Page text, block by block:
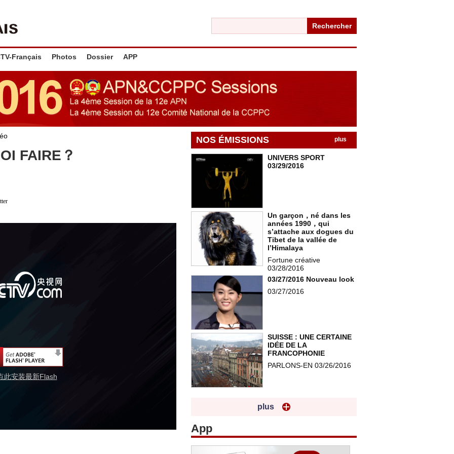
Rechercher
Français Photos Dossier APP
FAIRE？
此安装最新Flash
NOS ÉMISSIONS plus
UNIVERS SPORT
03/29/2016
Un garçon，né dans les
années 1990，qui
s’attache aux dogues du
Tibet de la vallée de
l’Himalaya
Fortune créative
03/28/2016
03/27/2016 Nouveau look
03/27/2016
SUISSE : UNE CERTAINE
IDÉE DE LA
FRANCOPHONIE
PARLONS-EN 03/26/2016
plus
App